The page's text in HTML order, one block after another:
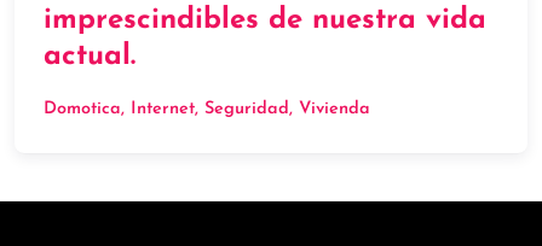
imprescindibles de nuestra vida
actual.
Domotica, Internet, Seguridad, Vivienda